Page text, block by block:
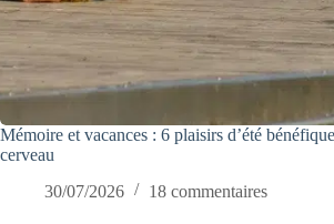
Mémoire et vacances : 6 plaisirs d’été
cerveau
30/07/2026
18 commentaires